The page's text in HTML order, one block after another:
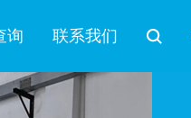
询 联系我们